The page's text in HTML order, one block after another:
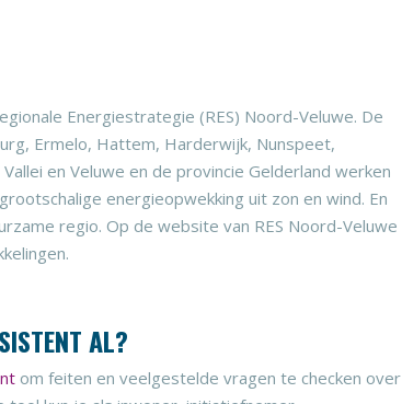
Energiestrategie (RES) Noord-Veluwe. De
Ermelo, Hattem, Harderwijk, Nunspeet,
en Veluwe en de provincie Gelderland werken
energieopwekking uit zon en wind. En
regio. Op de website van RES Noord-Veluwe
AL?
om feiten en veelgestelde vragen te checken over